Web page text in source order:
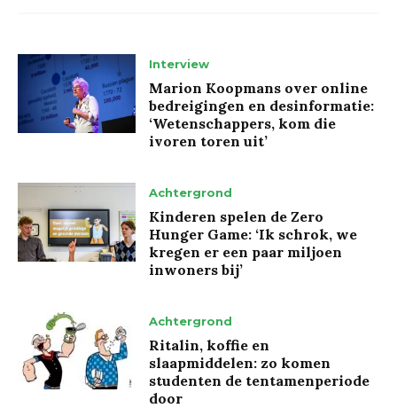
Interview
Marion Koopmans over online
bedreigingen en desinformatie:
‘Wetenschappers, kom die
ivoren toren uit’
Achtergrond
Kinderen spelen de Zero
Hunger Game: ‘Ik schrok, we
kregen er een paar miljoen
inwoners bij’
Achtergrond
Ritalin, koffie en
slaapmiddelen: zo komen
studenten de tentamenperiode
door